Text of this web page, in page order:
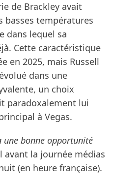
de Brackley avait
basses températures
dans lequel sa
Cette caractéristique
en 2025, mais Russell
dans une
un choix
paradoxalement lui
à Vegas.
une bonne opportunité
la journée médias
(en heure française).